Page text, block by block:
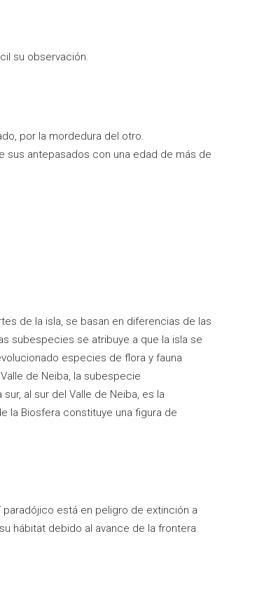
su observación.
por la mordedura del otro.
sus antepasados con una edad de más de
de la isla, se basan en diferencias de las
subespecies se atribuye a que la isla se
especies de flora y fauna
de Neiba, la subespecie
sur, al sur del Valle de Neiba, es la
la Biosfera constituye una figura de
paradójico está en peligro de extinción a
hábitat debido al avance de la frontera